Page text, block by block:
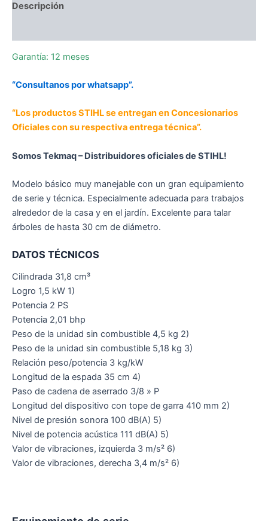
Descripción
Garantía: 12 meses
“Consultanos por whatsapp”.
“Los productos STIHL se entregan en Concesionarios
Oficiales con su respectiva entrega técnica”.
Somos Tekmaq – Distribuidores oficiales de STIHL!
Modelo básico muy manejable con un gran equipamiento
de serie y técnica. Especialmente adecuada para trabajos
alrededor de la casa y en el jardín. Excelente para talar
árboles de hasta 30 cm de diámetro.
DATOS TÉCNICOS
Cilindrada 31,8 cm³
Logro 1,5 kW 1)
Potencia 2 PS
Potencia 2,01 bhp
Peso de la unidad sin combustible 4,5 kg 2)
Peso de la unidad sin combustible 5,18 kg 3)
Relación peso/potencia 3 kg/kW
Longitud de la espada 35 cm 4)
Paso de cadena de aserrado 3/8 » P
Longitud del dispositivo con tope de garra 410 mm 2)
Nivel de presión sonora 100 dB(A) 5)
Nivel de potencia acústica 111 dB(A) 5)
Valor de vibraciones, izquierda 3 m/s² 6)
Valor de vibraciones, derecha 3,4 m/s² 6)